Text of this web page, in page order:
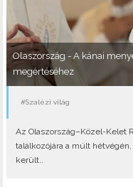
Olaszország - A kánai
megértéséhez
#Szalézi világ
Az Olaszország–Közel-Kelet
találkozójára a múlt
került..